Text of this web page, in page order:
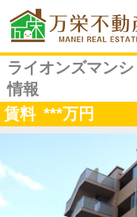
ライオンズマン
情報
賃料 ***万円